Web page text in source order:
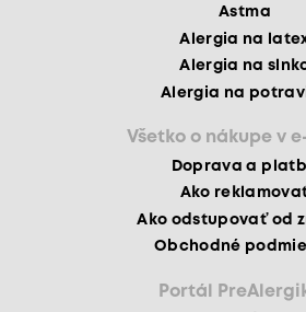
Astma
Alergia na
Alergia na
Alergia na
Všetko o nákupe v
Doprava a
Ako
Ako odstupovať od
Obchodné
Portál